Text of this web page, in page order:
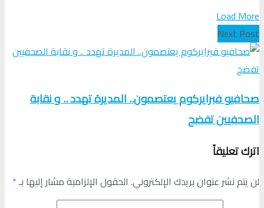
Load More
Next Post
صحافيو فبرايركوم يعتصمون.. المديرة تهدد .. و نقابة
الصحفيين تفضح
اترك تعليقاً
لن يتم نشر عنوان بريدك الإلكتروني. الحقول الإلزامية مشار إليها بـ*